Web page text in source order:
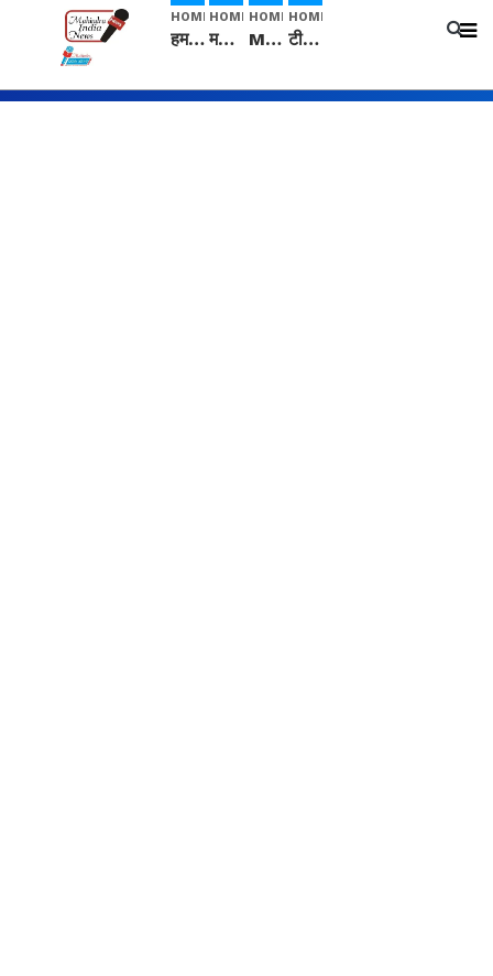
HOME
हम सनातनी..." सांसद kangana Ranaut से क्या बोली लड़की? Viral Jantar-Mantar | CJP protest
HOME
मनीषा हत्याकांड: हत्या, आत्महत्या या कोई बड़ा राज? | Full Story | Josh Haryana
HOME
Mangalsutra: हिंदू धर्म में शादी के बाद मंगलसूत्र क्यों पहनती है महिलाएं, किसने शुरु की ये परंपरा
HOME
टीम बीकेई ने एग्रीकल्चर ग्रेड की यूरिया खाद गट्टों में बदलकर टेक्निकल ग्रेड में बेचने वालों पर करवाई कार्रवाई: लखविंदर सिंह औलख